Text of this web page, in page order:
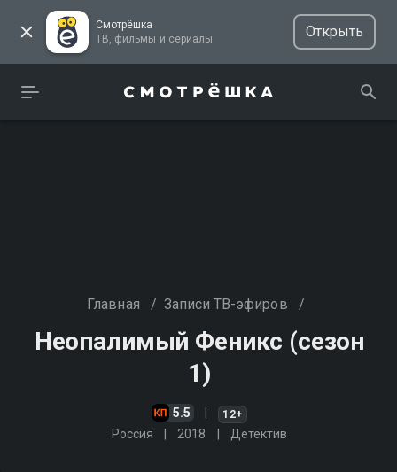
Смотрёшка
ТВ, фильмы и сериалы
Открыть
Главная / Записи ТВ-эфиров /
Неопалимый Феникс (сезон
1)
5.5 12+
Россия 2018 Детектив